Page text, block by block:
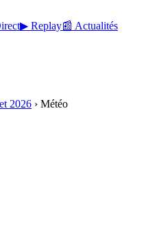
▶ Replay📰 Actualités
2026 › Météo